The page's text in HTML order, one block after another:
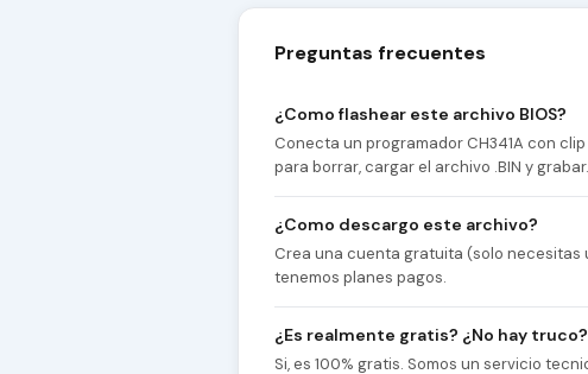
Preguntas frecuentes
¿Como flashear este archivo BIOS?
Conecta un programador CH341A con
para borrar, cargar el archivo .BIN y
¿Como descargo este archivo?
Crea una cuenta gratuita (solo necesitas
tenemos planes pagos.
¿Es realmente gratis? ¿No hay truco?
Si, es 100% gratis. Somos un servicio